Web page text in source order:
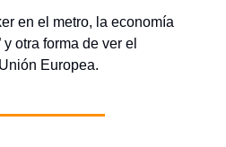
en el metro, la economía
y otra forma de ver el
Europea.